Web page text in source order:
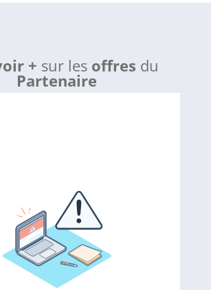
+ sur les offres du
Partenaire